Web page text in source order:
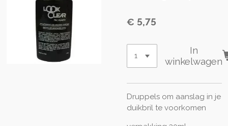
€ 5,75
In
winkelwagen
Druppels om aanslag in je
duikbril te voorkomen